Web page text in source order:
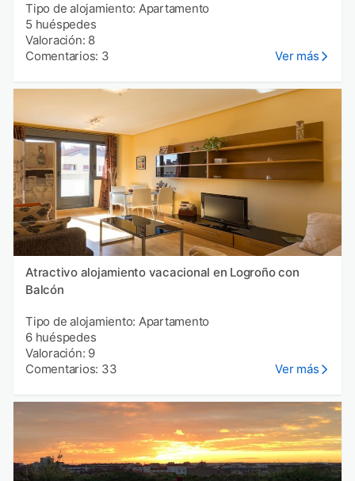
Tipo de alojamiento: Apartamento
5 huéspedes
Valoración: 8
Comentarios: 3
Ver más
Atractivo alojamiento vacacional en Logroño con
Balcón
Tipo de alojamiento: Apartamento
6 huéspedes
Valoración: 9
Comentarios: 33
Ver más